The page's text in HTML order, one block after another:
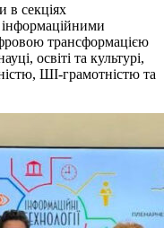
в секціях
інформаційними
трансформацією
освіті та культурі,
ШІ-грамотністю та